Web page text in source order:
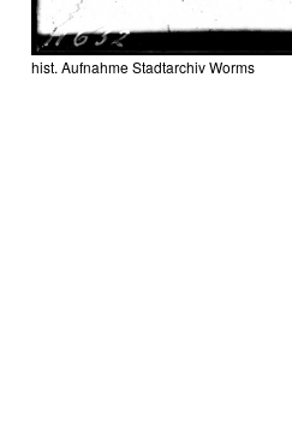
hist. Aufnahme Stadtarchiv Worms